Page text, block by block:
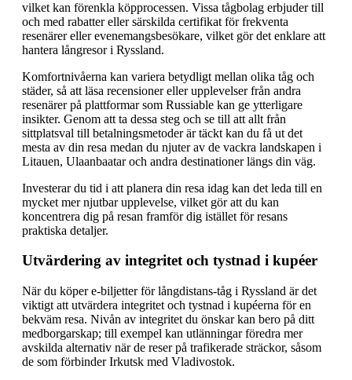
vilket kan förenkla köpprocessen. Vissa tågbolag erbjuder till
och med rabatter eller särskilda certifikat för frekventa
resenärer eller evenemangsbesökare, vilket gör det enklare att
hantera långresor i Ryssland.
Komfortnivåerna kan variera betydligt mellan olika tåg och
städer, så att läsa recensioner eller upplevelser från andra
resenärer på plattformar som Russiable kan ge ytterligare
insikter. Genom att ta dessa steg och se till att allt från
sittplatsval till betalningsmetoder är täckt kan du få ut det
mesta av din resa medan du njuter av de vackra landskapen i
Litauen, Ulaanbaatar och andra destinationer längs din väg.
Investerar du tid i att planera din resa idag kan det leda till en
mycket mer njutbar upplevelse, vilket gör att du kan
koncentrera dig på resan framför dig istället för resans
praktiska detaljer.
Utvärdering av integritet och tystnad i kupéer
När du köper e-biljetter för långdistans-tåg i Ryssland är det
viktigt att utvärdera integritet och tystnad i kupéerna för en
bekväm resa. Nivån av integritet du önskar kan bero på ditt
medborgarskap; till exempel kan utlänningar föredra mer
avskilda alternativ när de reser på trafikerade sträckor, såsom
de som förbinder Irkutsk med Vladivostok.